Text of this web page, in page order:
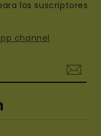
los suscriptores
channel